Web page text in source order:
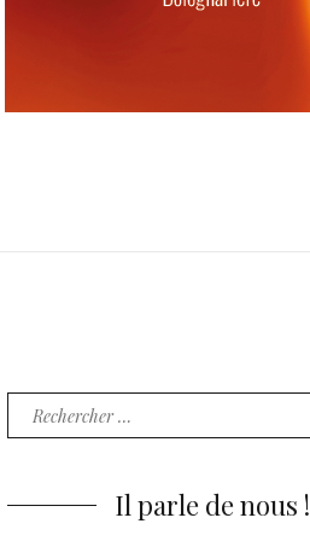
Recherche
pour
Il parle de nous !